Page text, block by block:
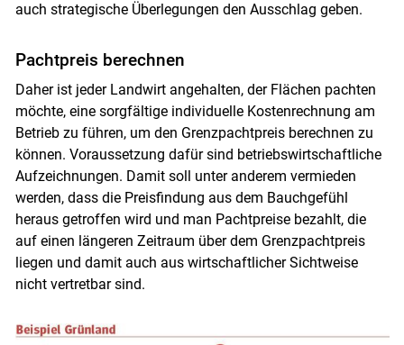
auch strategische Überlegungen den Ausschlag geben.
Pachtpreis berechnen
Daher ist jeder Landwirt angehalten, der Flächen pachten
möchte, eine sorgfältige individuelle Kostenrechnung am
Betrieb zu führen, um den Grenzpachtpreis berechnen zu
können. Voraussetzung dafür sind betriebswirtschaftliche
Aufzeichnungen. Damit soll unter anderem vermieden
werden, dass die Preisfindung aus dem Bauchgefühl
heraus getroffen wird und man Pachtpreise bezahlt, die
auf einen längeren Zeitraum über dem Grenzpachtpreis
liegen und damit auch aus wirtschaftlicher Sichtweise
nicht vertretbar sind.